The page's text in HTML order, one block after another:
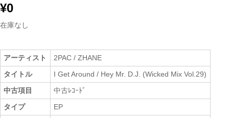
¥0
在庫なし
アーティスト
2PAC / ZHANE
タイトル
I Get Around / Hey Mr. D.J. (Wicked Mix Vol.29)
中古項目
中古ﾚｺｰﾄﾞ
タイプ
EP